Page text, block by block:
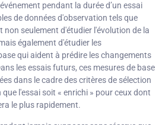
pendant la durée d’un essai
de données d'observation tels que
non seulement d'étudier l'évolution de la
également d'étudier les
qui aident à prédire les changements
les essais futurs, ces mesures de base
dans le cadre des critères de sélection
l'essai soit « enrichi » pour ceux dont
le plus rapidement.